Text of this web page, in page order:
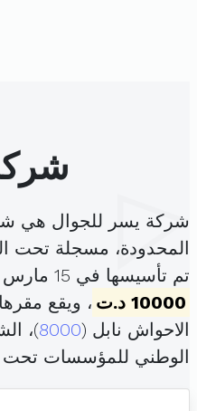
شركة يسر للجوال هي
المحدودة، مسجلة تحت
تم تأسيسها في 15 مارس 2023 برأس مال قدره
10000 د.ت
، ويقع
الاحواش نابل (8000)،
الوطني للمؤسسات تحت